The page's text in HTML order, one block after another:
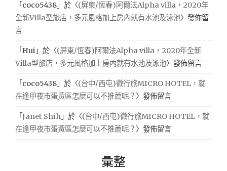
「 coco5438 」於〈(屏東/恆春)阿爾法Alpha villa，2020年
全新Villa型旅店，多元風格加上房內就有水池及泳池〉發佈留
言
「Hui 」於〈(屏東/恆春)阿爾法Alpha villa，2020年全新
Villa型旅店，多元風格加上房內就有水池及泳池〉發佈留言
「 coco5438 」於〈(台中/西屯)微行旅MICRO HOTEL，就
在逢甲夜市蛋黃區怎麼可以不推薦呢？ 〉發佈留言
「Janet Shih 」於〈(台中/西屯)微行旅MICRO HOTEL，就
在逢甲夜市蛋黃區怎麼可以不推薦呢？ 〉發佈留言
彙整